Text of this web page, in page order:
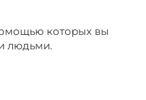
которых вы
людьми.